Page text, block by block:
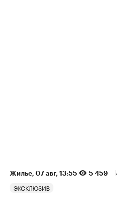
Жилье 07 авг, 13:55 5 459
ЭКСКЛЮЗИВ